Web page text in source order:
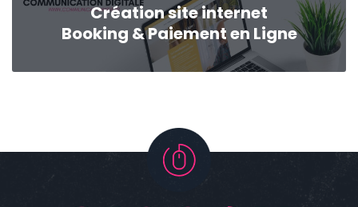
Création site internet
Booking & Paiement en Ligne